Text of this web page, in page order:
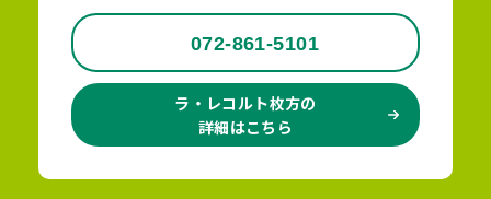
072-861-5101
ラ・レコルト枚方の
詳細はこちら